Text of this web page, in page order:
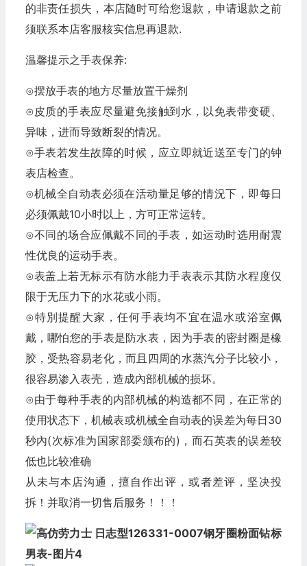
的非责任损失，本店随时可给您退款，申请退款之前
须联系本店客服核实信息再退款.
温馨提示之手表保养:
⊙摆放手表的地方尽量放置干燥剂
⊙皮质的手表应尽量避免接触到水，以免表带变硬、
异味，进而导致断裂的情况。
⊙手表若发生故障的时候，应立即就近送至专门的钟
表店检查。
⊙机械全自动表必须在活动量足够的情況下，即每日
必须佩戴10小时以上，方可正常运转。
⊙不同的场合应佩戴不同的手表，如运动时选用耐震
性优良的运动手表。
⊙表盖上若无标示有防水能力手表表示其防水程度仅
限于无压力下的水花或小雨。
⊙特別提醒大家，任何手表均不宜在温水或浴室佩
戴，哪怕您的手表是防水表，因为手表的密封圈是橡
胶，受热容易老化，而且四周的水蒸汽分子比较小，
很容易渗入表壳，造成內部机械的损坏。
⊙由于每种手表的内部机械的构造都不同，在正常的
使用状态下，机械表或机械全自动表的误差为每日30
秒內(次标准为国家部委颁布的)，而石英表的误差较
低也比较准确
从未与本店沟通，擅自作出评，或者差评，坚决投
拆！并取消一切售后服务！！！